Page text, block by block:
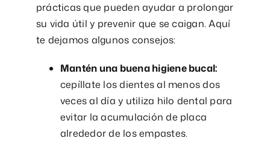
prácticas que pueden ayudar a prolongar
su vida útil y prevenir que se caigan. Aquí
te dejamos algunos consejos:
Mantén una buena higiene bucal:
cepíllate los dientes al menos dos
veces al día y utiliza hilo dental para
evitar la acumulación de placa
alrededor de los empastes.